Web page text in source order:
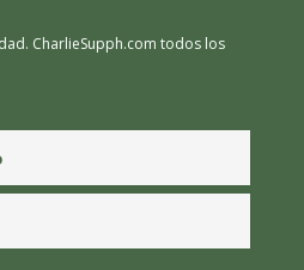
CharlieSupph.com todos los